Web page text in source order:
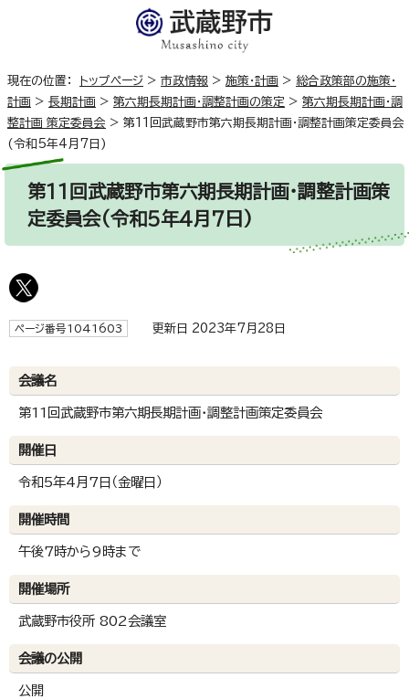
現在の位置： トップページ > 市政情報 > 施策・計画 > 総合政策部の施策・
計画 > 長期計画 > 第六期長期計画・調整計画の策定 > 第六期長期計画・調
整計画 策定委員会 > 第11回武蔵野市第六期長期計画・調整計画策定委員会
(令和5年4月7日)
第11回武蔵野市第六期長期計画・調整計画策
定委員会(令和5年4月7日)
ページ番号1041603 更新日 2023年7月28日
会議名
第11回武蔵野市第六期長期計画・調整計画策定委員会
開催日
令和5年4月7日（金曜日）
開催時間
午後7時から9時まで
開催場所
武蔵野市役所 802会議室
会議の公開
公開